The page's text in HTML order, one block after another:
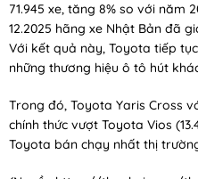
71.945 xe, tăng 8% so với năm
12.2025 hãng xe Nhật Bản đã
Với kết quả này, Toyota tiếp
những thương hiệu ô tô hút
Trong đó, Toyota Yaris Cross
chính thức vượt Toyota Vios
Toyota bán chạy nhất thị